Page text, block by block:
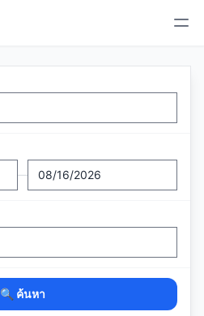
—
🔍 ค้นหา